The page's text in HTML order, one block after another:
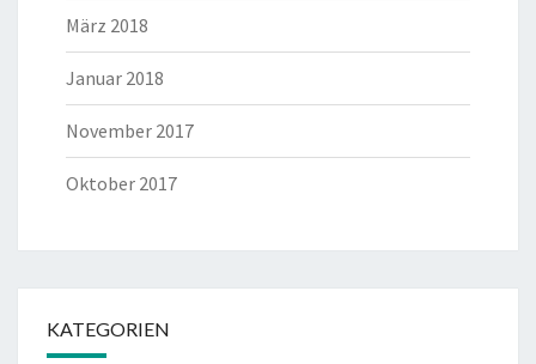
März 2018
Januar 2018
November 2017
Oktober 2017
KATEGORIEN